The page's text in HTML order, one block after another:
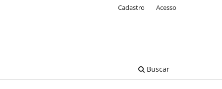
Buscar
Cadastro Acesso